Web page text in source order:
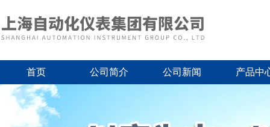
首页 公司简介 公司新闻 产品中